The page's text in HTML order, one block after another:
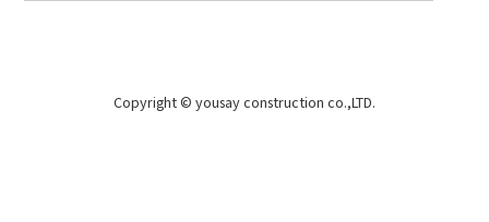
Copyright © yousay construction co.,LTD.